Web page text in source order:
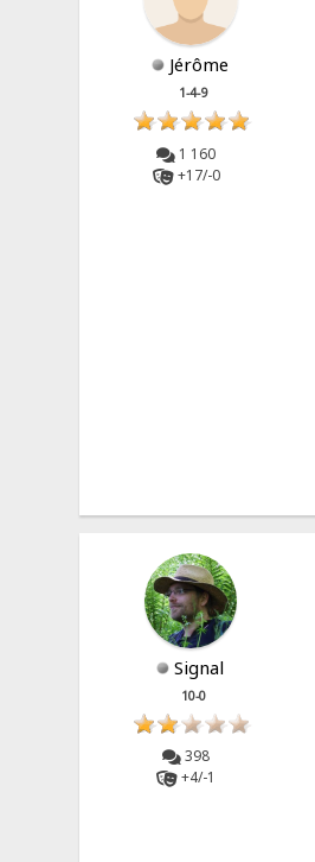
Jérôme
1-4-9
1 160
+17/-0
Signal
10-0
398
+4/-1